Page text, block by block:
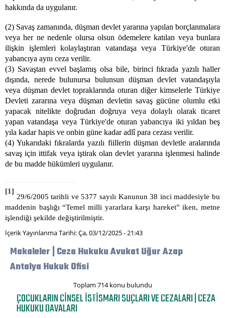
hakkında da uygulanır.
(2) Savaş zamanında, düşman devlet yararına yapılan borçlanmalara
veya her ne nedenle olursa olsun ödemelere katılan veya bunlara
ilişkin işlemleri kolaylaştıran vatandaşa veya Türkiye'de oturan
yabancıya aynı ceza verilir.
(3) Savaştan evvel başlamış olsa bile, birinci fıkrada yazılı haller
dışında, nerede bulunursa bulunsun düşman devlet vatandaşıyla
veya düşman devlet topraklarında oturan diğer kimselerle Türkiye
Devleti zararına veya düşman devletin savaş gücüne olumlu etki
yapacak nitelikte doğrudan doğruya veya dolaylı olarak ticaret
yapan vatandaşa veya Türkiye'de oturan yabancıya iki yıldan beş
yıla kadar hapis ve onbin güne kadar adlî para cezası verilir.
(4) Yukarıdaki fıkralarda yazılı fiillerin düşman devletle aralarında
savaş için ittifak veya iştirak olan devlet yararına işlenmesi halinde
de bu madde hükümleri uygulanır.
[1]
29/6/2005 tarihli ve 5377 sayılı Kanunun 38 inci maddesiyle bu
maddenin başlığı “Temel milli yararlara karşı hareket” iken, metne
işlendiği şekilde değiştirilmiştir.
İçerik Yayınlanma Tarihi: Ça, 03/12/2025 - 21:43
Makaleler | Ceza Hukuku Avukat Uğur Azap
Antalya Hukuk Ofisi
Toplam 714 konu bulundu
ÇOCUKLARIN CINSEL ISTISMARI SUÇLARI VE CEZALARI | CEZA
HUKUKU DAVALARI